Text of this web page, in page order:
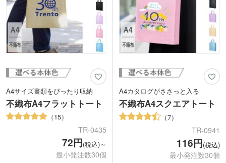
A4サイズ書類をぴったり収納
不織布A4フラットトート
15
TR-0435
72円(税込)～
最小発注数30個
A4カタログがささっと入る
不織布A4スクエアトート
7
TR-0941
116円(税込)
最小発注数30個